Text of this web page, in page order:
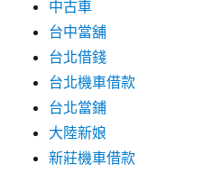
中古車
台中當舖
台北借錢
台北機車借款
台北當鋪
大陸新娘
新莊機車借款